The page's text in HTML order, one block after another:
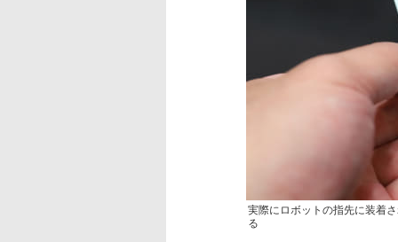
実際にロボットの指先に装着
る